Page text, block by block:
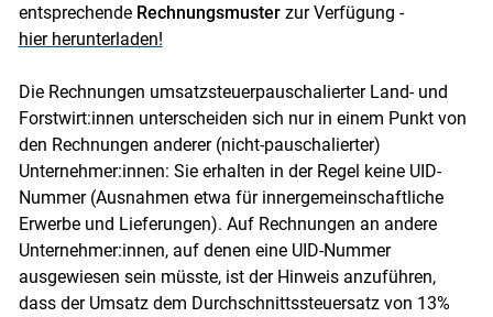
Skip to main content
entsprechende Rechnungsmuster zur Verfügung -
hier herunterladen!
Die Rechnungen umsatzsteuerpauschalierter Land- und
Forstwirt:innen unterscheiden sich nur in einem Punkt von
den Rechnungen anderer (nicht-pauschalierter)
Unternehmer:innen: Sie erhalten in der Regel keine UID-
Nummer (Ausnahmen etwa für innergemeinschaftliche
Erwerbe und Lieferungen). Auf Rechnungen an andere
Unternehmer:innen, auf denen eine UID-Nummer
ausgewiesen sein müsste, ist der Hinweis anzuführen,
dass der Umsatz dem Durchschnittssteuersatz von 13%